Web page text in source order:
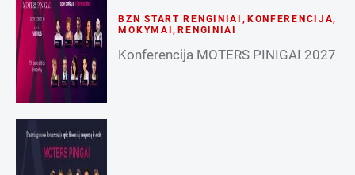
BZN START RENGINIAI , KONFERENCIJA,
MOKYMAI ,RENGINIAI
Konferencija MOTERS PINIGAI 2027